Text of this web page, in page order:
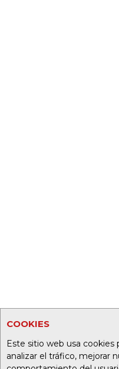
COOKIES
Este sitio web usa cookies
analizar el tráfico, mejorar